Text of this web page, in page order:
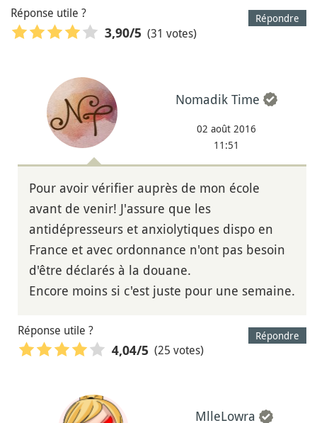
Répondre
Réponse utile ?
3,90/5 (31 votes)
Nomadik Time
02 août 2016
11:51
Pour avoir vérifier auprès de mon école
avant de venir! J'assure que les
antidépresseurs et anxiolytiques dispo en
France et avec ordonnance n'ont pas besoin
d'être déclarés à la douane.
Encore moins si c'est juste pour une semaine.
Répondre
Réponse utile ?
4,04/5 (25 votes)
MlleLowra